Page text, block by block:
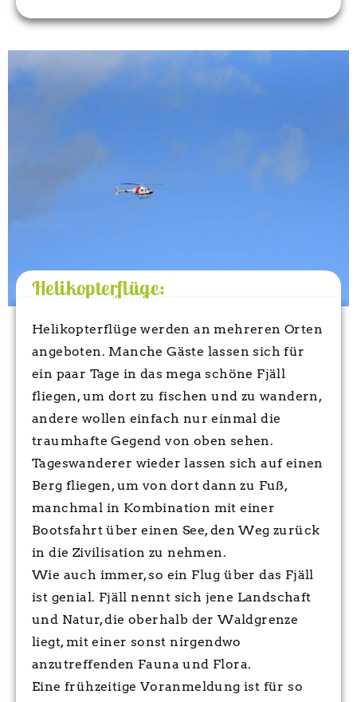
Helikopterflüge:
Helikopterflüge werden an mehreren Orten
angeboten. Manche Gäste lassen sich für
ein paar Tage in das mega schöne Fjäll
fliegen, um dort zu fischen und zu wandern,
andere wollen einfach nur einmal die
traumhafte Gegend von oben sehen.
Tageswanderer wieder lassen sich auf einen
Berg fliegen, um von dort dann zu Fuß,
manchmal in Kombination mit einer
Bootsfahrt über einen See, den Weg zurück
in die Zivilisation zu nehmen.
Wie auch immer, so ein Flug über das Fjäll
ist genial. Fjäll nennt sich jene Landschaft
und Natur, die oberhalb der Waldgrenze
liegt, mit einer sonst nirgendwo
anzutreffenden Fauna und Flora.
Eine frühzeitige Voranmeldung ist für so